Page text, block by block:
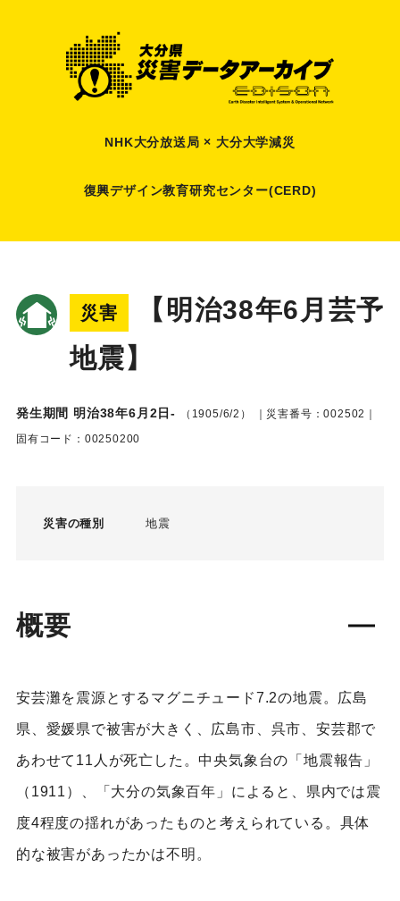
NHK大分放送局 × 大分大学減災
復興デザイン教育研究センター(CERD)
災害
【明治38年6月芸予
地震】
発生期間 明治38年6月2日- （1905/6/2）
｜災害番号：002502｜
固有コード：00250200
災害の種別 地震
概要
安芸灘を震源とするマグニチュード7.2の地震。広島
県、愛媛県で被害が大きく、広島市、呉市、安芸郡で
あわせて11人が死亡した。中央気象台の「地震報告」
（1911）、「大分の気象百年」によると、県内では震
度4程度の揺れがあったものと考えられている。具体
的な被害があったかは不明。